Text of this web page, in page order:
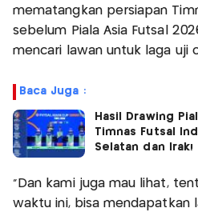
mematangkan persiapan
sebelum Piala Asia Futsal
mencari lawan untuk laga uji
Baca Juga :
Hasil Drawing
Timnas Futsal
Selatan dan Irak!
"Dan kami juga mau lihat,
waktu ini, bisa mendapatkan